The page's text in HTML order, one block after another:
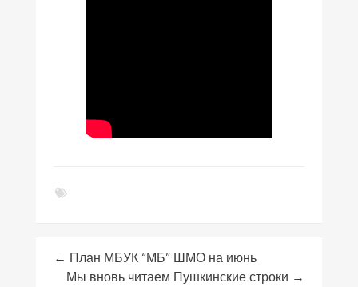
← План МБУК “МБ” ШМО на июнь
Мы вновь читаем Пушкинские строки →